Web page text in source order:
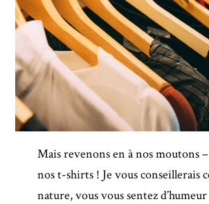
Mais revenons en à nos moutons
nos t-shirts ! Je vous conseillerais
nature, vous vous sentez